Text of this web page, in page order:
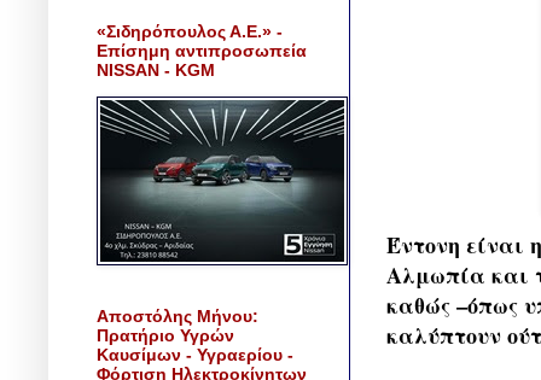
Έντονη
Αλμωπία και
καθώς –όπως
καλύπτουν
«Σιδηρόπουλος Α.Ε.» -
Επίσημη αντιπροσωπεία
NISSAN - KGM
Αποστόλης Μήνου:
Πρατήριο Υγρών
Καυσίμων - Υγραερίου -
Φόρτιση Ηλεκτροκίνητων